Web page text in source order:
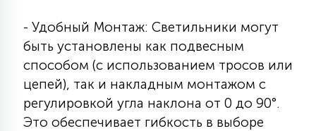
НАПОЛЬНЫЕ
НАСТЕННЫЕ
- Удобный Монтаж: Светильники могут
быть установлены как подвесным
способом (с использованием тросов или
цепей), так и накладным монтажом с
регулировкой угла наклона от 0 до 90°.
Это обеспечивает гибкость в выборе